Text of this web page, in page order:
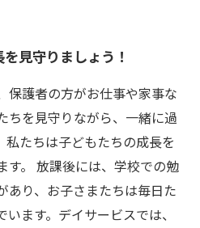
見守りましょう！
保護者の方がお仕事や家事な
ちを見守りながら、一緒に過
私たちは子どもたちの成長を
す。 放課後には、学校での勉
あり、お子さまたちは毎日た
ます。デイサービスでは、